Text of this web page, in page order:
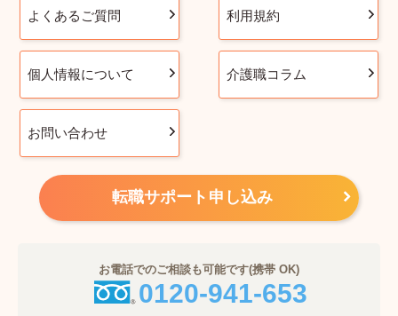
よくあるご質問 利用規約
個人情報について 介護職コラム
お問い合わせ
転職サポート申し込み
お電話でのご相談も可能です(携帯 OK)
0120-941-653